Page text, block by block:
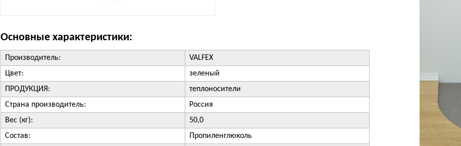
Основные характеристики:
Производитель:
VALFEX
Цвет:
зеленый
ПРОДУКЦИЯ:
теплоносители
Страна производитель:
Россия
Вес (кг):
50,0
Состав:
Пропиленглюколь